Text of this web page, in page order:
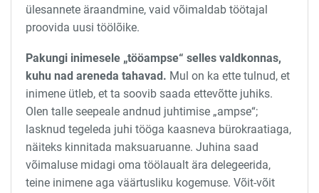
ülesannete äraandmine, vaid võimaldab töötajal
proovida uusi töölõike.
Pakungi inimesele „tööampse“ selles valdkonnas,
kuhu nad areneda tahavad. Mul on ka ette tulnud, et
inimene ütleb, et ta soovib saada ettevõtte juhiks.
Olen talle seepeale andnud juhtimise „ampse“;
lasknud tegeleda juhi tööga kaasneva bürokraatiaga,
näiteks kinnitada maksuaruanne. Juhina saad
võimaluse midagi oma töölaualt ära delegeerida,
teine inimene aga väärtusliku kogemuse. Võit-võit